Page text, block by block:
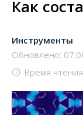
Как
Инструменты
Обновлено:
Время